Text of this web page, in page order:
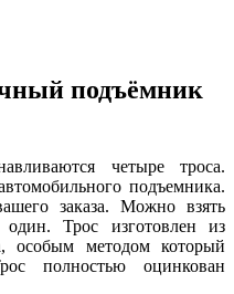
подъёмник
четыре троса.
подъемника.
заказа. Можно взять
один. Трос изготовлен из
особым методом который
полностью оцинкован